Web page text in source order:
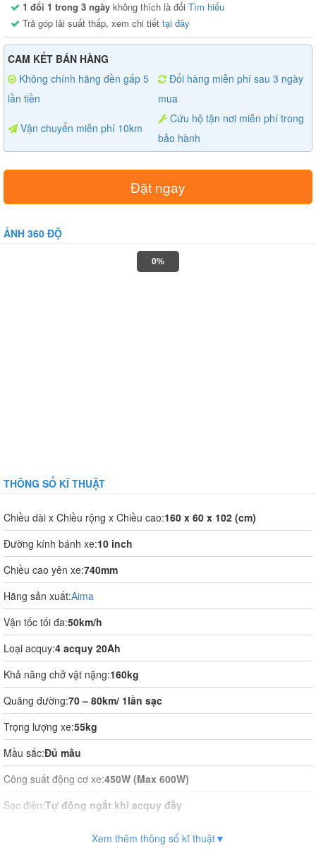
1 đổi 1 trong 3 ngày không thích là đổi Tìm hiểu
Trả góp lãi suất thấp, xem chi tiết tại đây
CAM KẾT BÁN HÀNG
Không chính hãng đền gấp 5
lần tiền
Đổi hàng miễn phí sau 3 ngày
mua
Vận chuyển miễn phí 10km
Cứu hộ tận nơi miễn phí trong
bảo hành
Đặt ngay
ẢNH 360 ĐỘ
0%
THÔNG SỐ KĨ THUẬT
Chiều dài x Chiều rộng x Chiều cao:160 x 60 x 102 (cm)
Đường kính bánh xe:10 inch
Chiều cao yên xe:740mm
Hãng sản xuất:Aima
Vận tốc tối đa:50km/h
Loại acquy:4 acquy 20Ah
Khả năng chở vật nặng:160kg
Quãng đường:70 – 80km/ 1lần sạc
Trọng lượng xe:55kg
Mầu sắc:Đủ mầu
Công suất động cơ xe:450W (Max 600W)
Sạc điện:Tự động ngắt khi acquy đầy
10 tiếng
Xem thêm thông số kĩ thuật▼